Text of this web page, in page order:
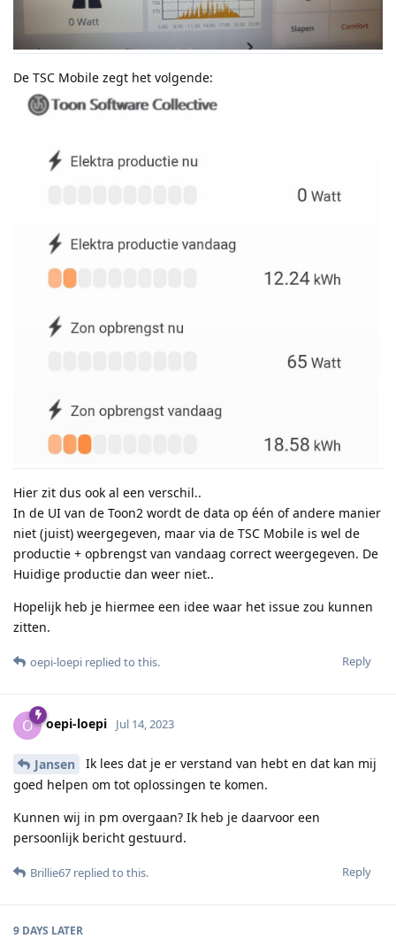
De TSC Mobile zegt het volgende:
Hier zit dus ook al een verschil..
In de UI van de Toon2 wordt de data op één of andere manier
niet (juist) weergegeven, maar via de TSC Mobile is wel de
productie + opbrengst van vandaag correct weergegeven. De
Huidige productie dan weer niet..
Hopelijk heb je hiermee een idee waar het issue zou kunnen
zitten.
Reply
oepi-loepi replied to this.
O oepi-loepi Jul 14, 2023
Jansen
Ik lees dat je er verstand van hebt en dat kan mij
goed helpen om tot oplossingen te komen.
Kunnen wij in pm overgaan? Ik heb je daarvoor een
persoonlijk bericht gestuurd.
Reply
Brillie67 replied to this.
9 DAYS LATER